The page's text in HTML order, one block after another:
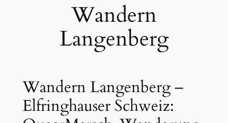
Wandern
Langenberg
Wandern Langenberg –
Elfringhauser Schweiz: